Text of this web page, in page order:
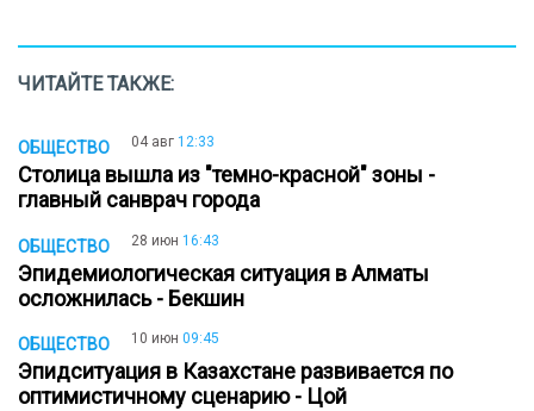
ЧИТАЙТЕ ТАКЖЕ:
ОБЩЕСТВО 04 авг 12:33
Столица вышла из "темно-красной" зоны -
главный санврач города
ОБЩЕСТВО 28 июн 16:43
Эпидемиологическая ситуация в Алматы
осложнилась - Бекшин
ОБЩЕСТВО 10 июн 09:45
Эпидситуация в Казахстане развивается по
оптимистичному сценарию - Цой